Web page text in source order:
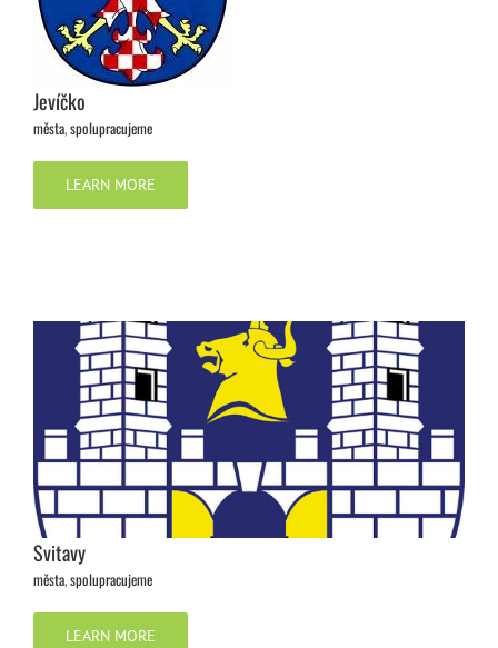
Jevíčko
města,spolupracujeme
LEARN MORE
Svitavy
města,spolupracujeme
LEARN MORE